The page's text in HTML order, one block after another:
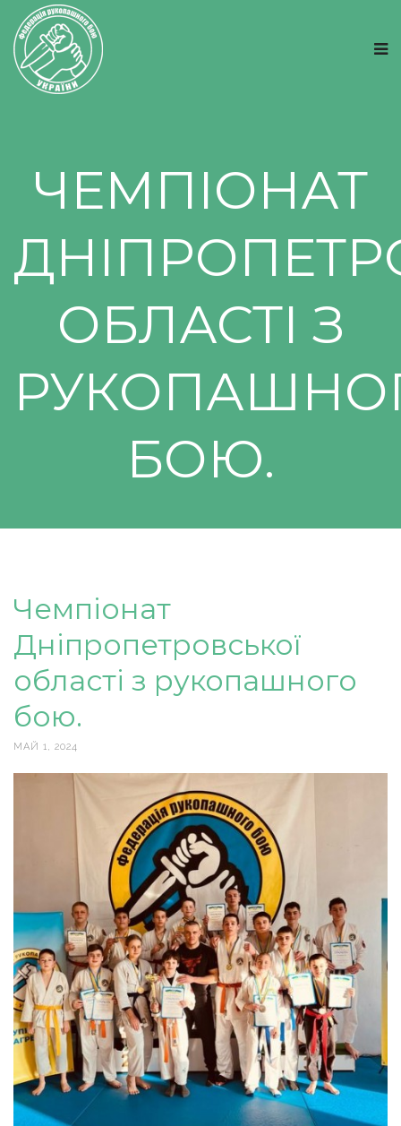
ЧЕМПІОНАТ
ОБЛАСТІ З
БОЮ.
Чемпіонат
Дніпропетровської
області з рукопашного
бою.
МАЙ 1, 2024